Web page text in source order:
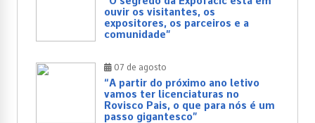
ouvir os visitantes, os
expositores, os parceiros e a
comunidade”
07 de agosto
“A partir do próximo ano letivo
vamos ter licenciaturas no
Rovisco Pais, o que para nós é um
passo gigantesco”